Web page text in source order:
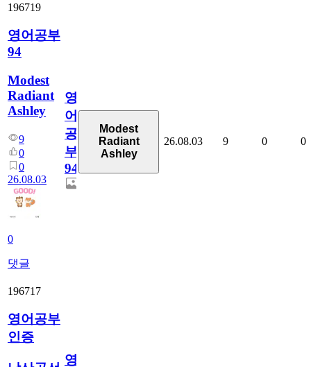
196719
영어공부
94
Modest
Radiant
Ashley
9
0
0
26.08.03
0
댓글
영
어
공
부
94
Modest
Radiant
Ashley
26.08.03 9 0 0
196717
영어공부
인증
영